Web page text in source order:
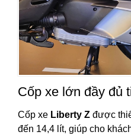
Cốp xe lớn đầy đủ
Cốp xe Liberty Z được
đến 14,4 lít, giúp cho